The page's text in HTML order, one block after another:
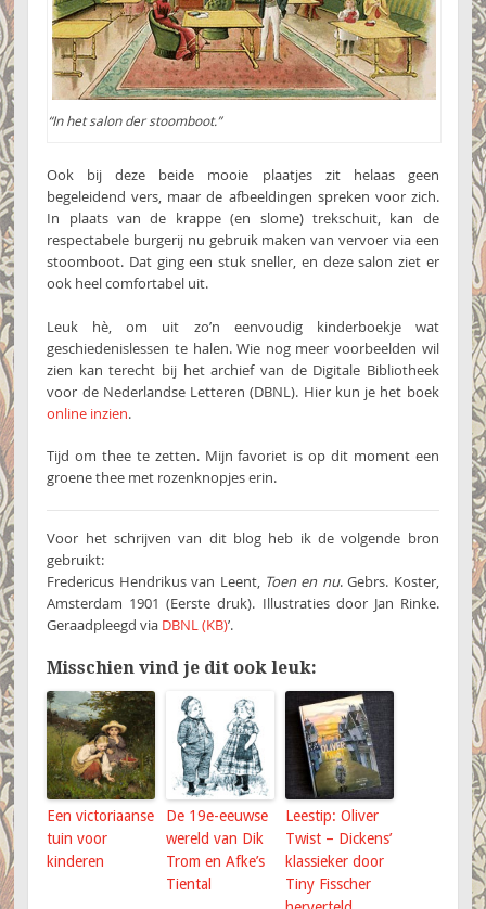
“In het salon der stoomboot.”
Ook bij deze beide mooie plaatjes zit helaas geen
begeleidend vers, maar de afbeeldingen spreken voor zich.
In plaats van de krappe (en slome) trekschuit, kan de
respectabele burgerij nu gebruik maken van vervoer via een
stoomboot. Dat ging een stuk sneller, en deze salon ziet er
ook heel comfortabel uit.
Leuk hè, om uit zo’n eenvoudig kinderboekje wat
geschiedenislessen te halen. Wie nog meer voorbeelden wil
zien kan terecht bij het archief van de Digitale Bibliotheek
voor de Nederlandse Letteren (DBNL). Hier kun je het boek
online inzien.
Tijd om thee te zetten. Mijn favoriet is op dit moment een
groene thee met rozenknopjes erin.
Voor het schrijven van dit blog heb ik de volgende bron
gebruikt:
Fredericus Hendrikus van Leent, Toen en nu. Gebrs. Koster,
Amsterdam 1901 (Eerste druk). Illustraties door Jan Rinke.
Geraadpleegd via DBNL (KB)’.
Misschien vind je dit ook leuk:
Een victoriaanse
tuin voor
kinderen
De 19e-eeuwse
wereld van Dik
Trom en Afke’s
Tiental
Leestip: Oliver
Twist – Dickens’
klassieker door
Tiny Fisscher